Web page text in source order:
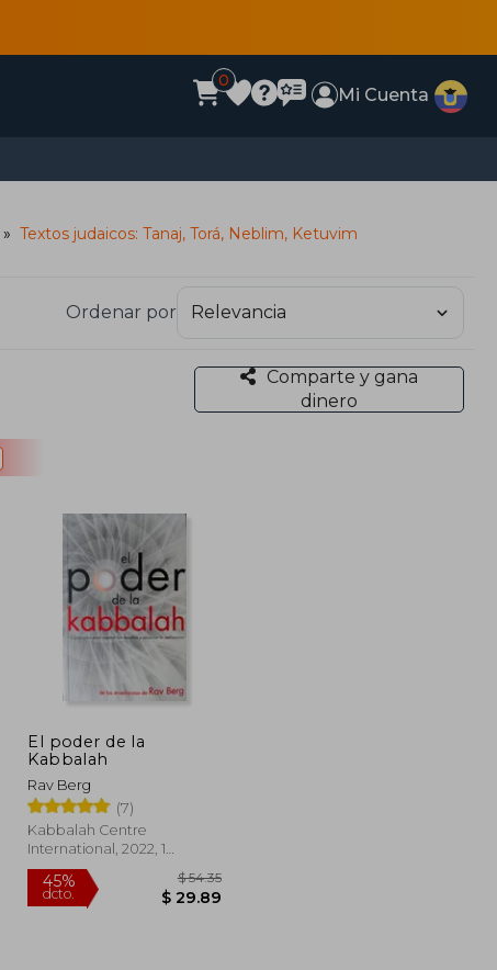
0
Mi Cuenta
Textos judaicos: Tanaj, Torá, Neblim, Ketuvim
Ordenar por
Comparte y gana
dinero
El poder de la
Kabbalah
Rav Berg
(7)
Kabbalah Centre
International, 2022, 1
Edición, Tapa Blanda,
Nuevo